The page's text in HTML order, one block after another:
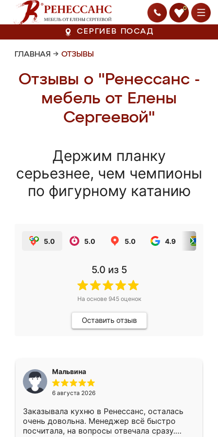
0
СЕРГИЕВ ПОСАД
ГЛАВНАЯ → ОТЗЫВЫ
Отзывы о "Ренессанс -
мебель от Елены
Сергеевой"
Держим планку
серьезнее, чем чемпионы
по фигурному катанию
5.0 5.0 5.0 4.9
5.0 из 5
На основе 945оценок
Оставить отзыв
Мальвина
6 августа 2026
Заказывала кухню в Ренессанс, осталась
очень довольна. Менеджер всё быстро
посчитала, на вопросы отвечала сразу.